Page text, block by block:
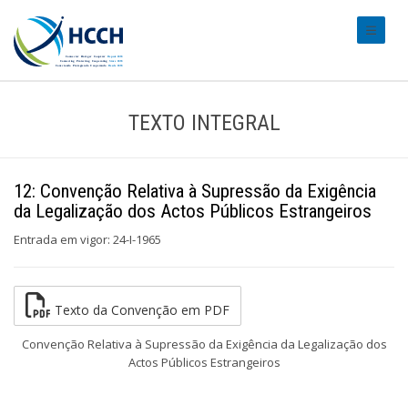
TEXTO INTEGRAL
12: Convenção Relativa à Supressão da Exigência
da Legalização dos Actos Públicos Estrangeiros
Entrada em vigor: 24-I-1965
Texto da Convenção em PDF
Convenção Relativa à Supressão da Exigência da Legalização dos
Actos Públicos Estrangeiros